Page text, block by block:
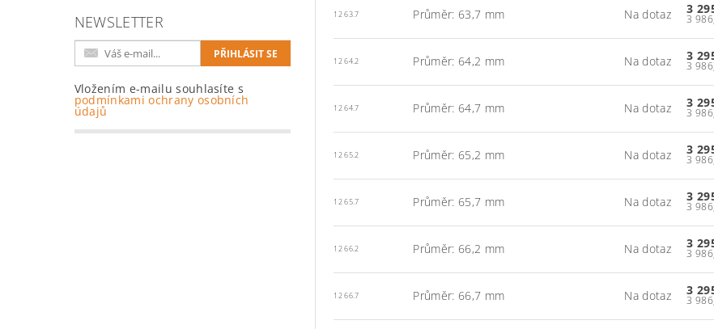
NEWSLETTER
Vložením e-mailu souhlasíte s
podmínkami ochrany osobních
údajů
12 63.7 Průměr: 63,7 mm Na dotaz 3
12 64.2 Průměr: 64,2 mm Na dotaz 3
12 64.7 Průměr: 64,7 mm Na dotaz 3
12 65.2 Průměr: 65,2 mm Na dotaz 3
12 65.7 Průměr: 65,7 mm Na dotaz 3
12 66.2 Průměr: 66,2 mm Na dotaz 3
12 66.7 Průměr: 66,7 mm Na dotaz 3